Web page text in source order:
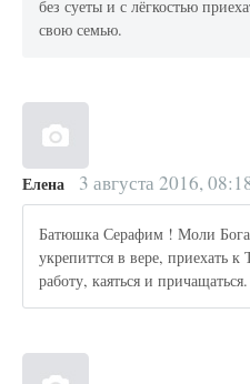
без суеты и с лёгкостью
свою семью.
Елена 3 августа 2016,
Батюшка Серафим ! Моли
укрепиттся в вере, приехать
работу, каяться и причащаться.